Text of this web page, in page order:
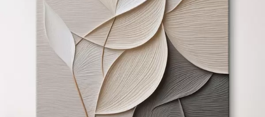
Hind Alates .00